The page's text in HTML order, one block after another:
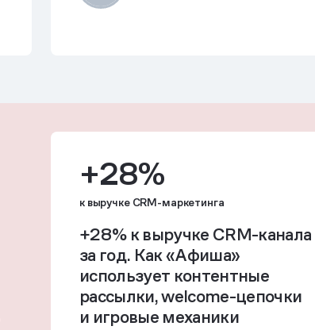
+28%
к выручке CRM-маркетинга
+28% к выручке CRM-канала
за год. Как «Афиша»
использует контентные
рассылки, welcome-цепочки
и игровые механики